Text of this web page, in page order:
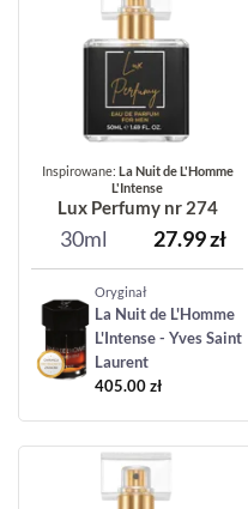
Inspirowane: La Nuit de L'Homme
L'Intense
Lux Perfumy nr 274
30ml 27.99zł
Oryginał
La Nuit de L'Homme
L'Intense - Yves Saint
Laurent
405.00zł